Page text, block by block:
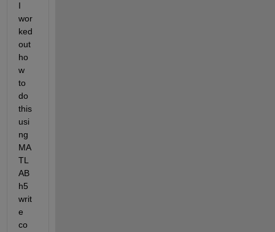
I
wor
ked
out
ho
w
to
do
this
usi
ng
MA
TL
AB
h5
writ
e
co